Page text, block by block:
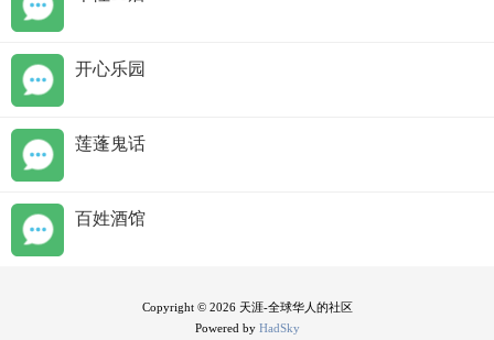
开心乐园
莲蓬鬼话
百姓酒馆
Copyright © 2026 天涯-全球华人的社区
Powered by HadSky